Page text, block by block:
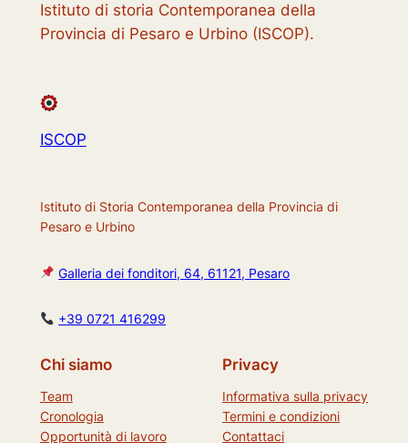
Istituto di storia Contemporanea della
Provincia di Pesaro e Urbino (ISCOP).
ISCOP
Istituto di Storia Contemporanea della Provincia di
Pesaro e Urbino
Galleria dei fonditori, 64, 61121, Pesaro
+39 0721 416299
Chi siamo
Team
Cronologia
Opportunità di lavoro
Privacy
Informativa sulla privacy
Termini e condizioni
Contattaci